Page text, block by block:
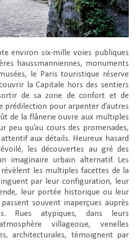
environ six-mille voies publiques
haussmanniennes, monuments
le Paris touristique réserve
la Capitale hors des sentiers
de sa zone de confort et de
prédilection pour arpenter d’autres
de la flânerie ouvre aux multiples
peu qu’au cours des promenades,
aux détails. Heureux hasard
les découvertes au gré des
imaginaire urbain alternatif. Les
les multiples facettes de la
par leur configuration, leur
leur portée historique ou leur
souvent inaperçues auprès
Rues atypiques, dans leurs
villageoise, venelles
architecturales, témoignent par